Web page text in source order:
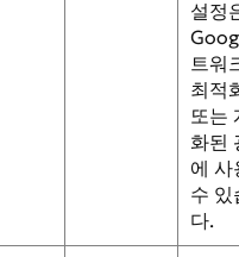
설정
트워
최적
또는
화된
에 사
수 있
다.